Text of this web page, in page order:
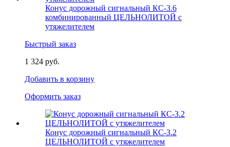
Конус дорожный сигнальный КС-3.6
комбинированный ЦЕЛЬНОЛИТОЙ с
утяжелителем
Быстрый заказ
1 324 руб.
Добавить в корзину
Оформить заказ
Конус дорожный сигнальный КС-3.2
ЦЕЛЬНОЛИТОЙ с утяжелителем